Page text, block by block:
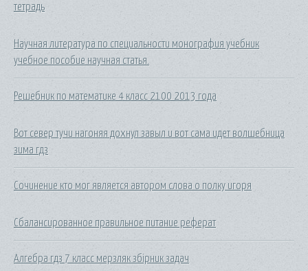
тетрадь
Научная литература по специальности монография учебник
учебное пособие научная статья.
Решебник по математике 4 класс 2100 2013 года
Вот север тучи нагоняя дохнул завыл и вот сама идет волшебница
зима гдз
Сочинение кто мог является автором слова о полку игоря
Сбалансированное правильное питание реферат
Алгебра гдз 7 класс мерзляк збірник задач